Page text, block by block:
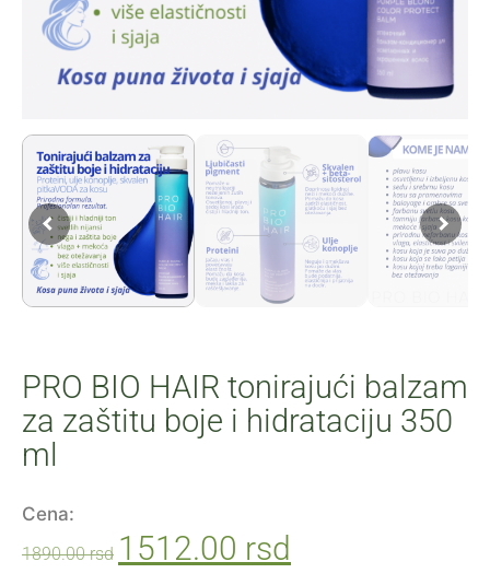
PRO BIO HAIR tonirajući balzam
za zaštitu boje i hidrataciju 350
ml
Cena:
1890.00rsd 1512.00 rsd